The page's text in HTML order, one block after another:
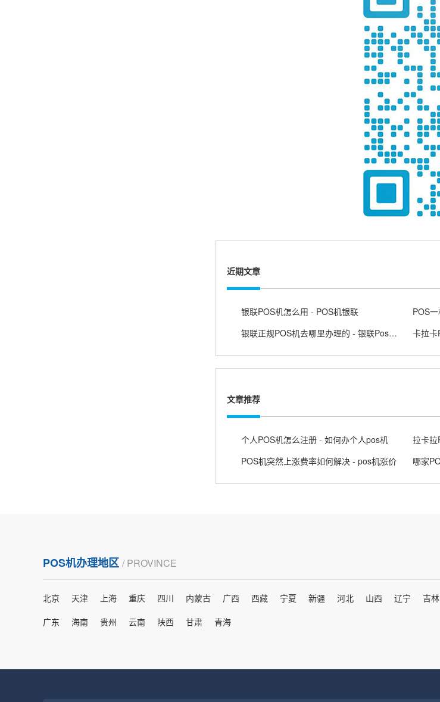
朋友推荐的，很好用，很安全，到账速度也很
快，机器很正规，值得推荐，客服讲解很仔细，
很满意！
近期文章
银联POS机怎么用 - POS机银联
银联正规POS机去哪里办理的 - 银联Poss机官网
文章推荐
个人POS机怎么注册 - 如何办个人pos机
POS机突然上涨费率如何解决 - pos机涨价
POS机办理地区 / PROVINCE
北京 天津 上海 重庆 四川 内蒙古 广西 西藏 宁夏 新疆 河北 山西 辽宁 吉林
广东
海南 贵州 云南 陕西 甘肃 青海